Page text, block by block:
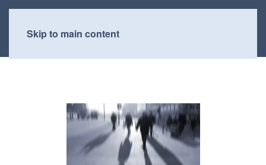
Skip to main content